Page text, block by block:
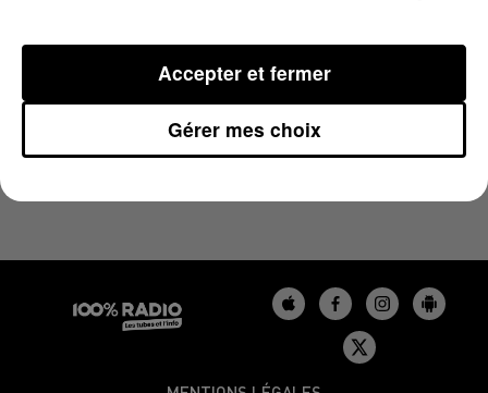
Gérer mes choix
Accepter et fermer